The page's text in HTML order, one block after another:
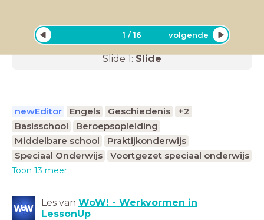
1 /16 volgende
Slide1:Slide
newEditor Engels Geschiedenis
+2
Basisschool
Beroepsopleiding
Middelbare school
Praktijkonderwijs
Speciaal Onderwijs
Voortgezet speciaal onderwijs
Toon 13 meer
Les van WoW! - Werkvormen in
LessonUp